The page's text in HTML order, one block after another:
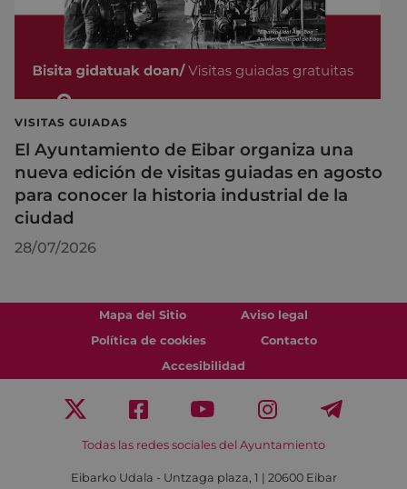
VISITAS GUIADAS
El Ayuntamiento de Eibar organiza una
nueva edición de visitas guiadas en agosto
para conocer la historia industrial de la
ciudad
28/07/2026
Mapa del Sitio
Aviso legal
Política de cookies
Contacto
Accesibilidad
Todas las redes sociales del Ayuntamiento
Eibarko Udala - Untzaga plaza, 1 | 20600 Eibar